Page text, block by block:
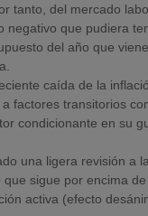
tanto, del mercado
negativo que pudiera
del año que
caída de la
factores transitorios
condicionante en su
una ligera revisión a
sigue por encima
activa (efecto